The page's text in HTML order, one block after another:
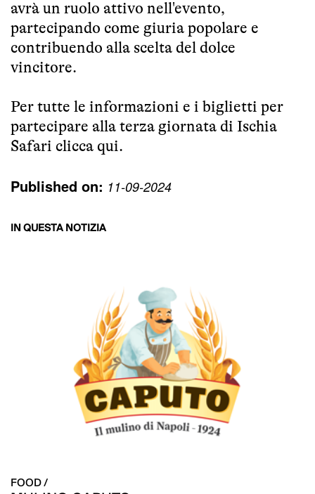
avrà un ruolo attivo nell'evento,
partecipando come giuria popolare e
contribuendo alla scelta del dolce
vincitore.
Per tutte le informazioni e i biglietti per
partecipare alla terza giornata di Ischia
Safari clicca qui.
Published on: 11-09-2024
IN QUESTA NOTIZIA
FOOD /